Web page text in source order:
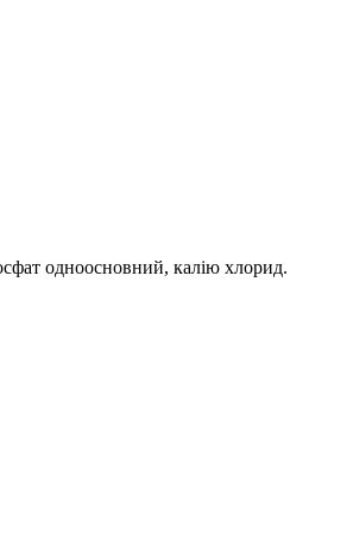
одноосновний, калію хлорид.